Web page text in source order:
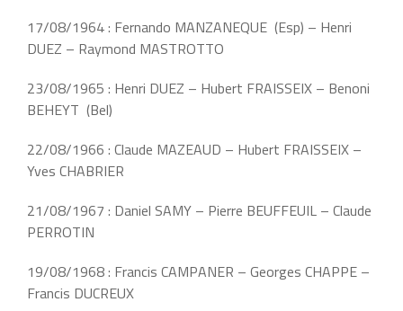
17/08/1964 : Fernando MANZANEQUE (Esp) – Henri
DUEZ – Raymond MASTROTTO
23/08/1965 : Henri DUEZ – Hubert FRAISSEIX – Benoni
BEHEYT (Bel)
22/08/1966 : Claude MAZEAUD – Hubert FRAISSEIX –
Yves CHABRIER
21/08/1967 : Daniel SAMY – Pierre BEUFFEUIL – Claude
PERROTIN
19/08/1968 : Francis CAMPANER – Georges CHAPPE –
Francis DUCREUX